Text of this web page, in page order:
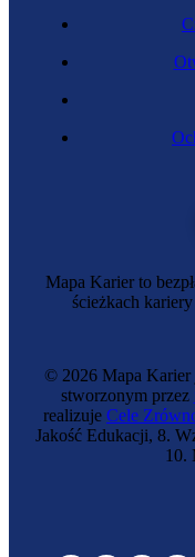
Mapa Karier to
ścieżkach
© 2026 Mapa Karier
stworzonym przez
realizuje Cele
Jakość Edukacji, 8.
10.